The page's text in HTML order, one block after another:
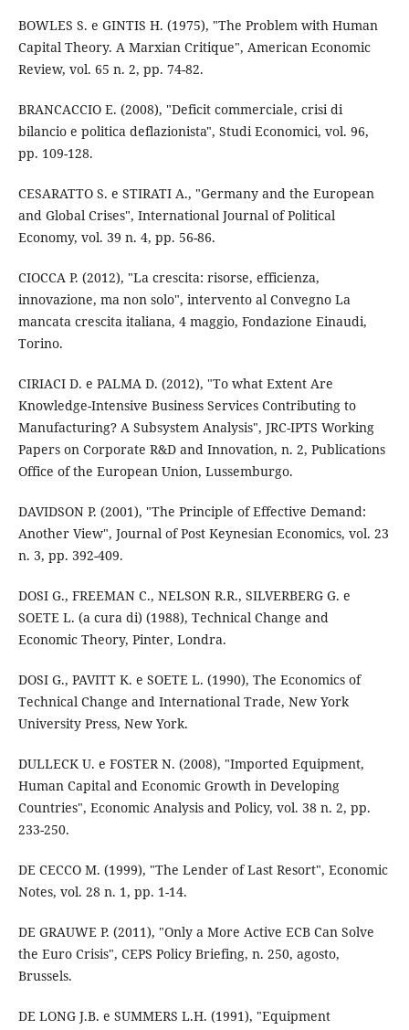
BOWLES S. e GINTIS H. (1975), "The Problem with Human
Capital Theory. A Marxian Critique", American Economic
Review, vol. 65 n. 2, pp. 74-82.
BRANCACCIO E. (2008), "Deficit commerciale, crisi di
bilancio e politica deflazionista", Studi Economici, vol. 96,
pp. 109-128.
CESARATTO S. e STIRATI A., "Germany and the European
and Global Crises", International Journal of Political
Economy, vol. 39 n. 4, pp. 56-86.
CIOCCA P. (2012), "La crescita: risorse, efficienza,
innovazione, ma non solo", intervento al Convegno La
mancata crescita italiana, 4 maggio, Fondazione Einaudi,
Torino.
CIRIACI D. e PALMA D. (2012), "To what Extent Are
Knowledge-Intensive Business Services Contributing to
Manufacturing? A Subsystem Analysis", JRC-IPTS Working
Papers on Corporate R&D and Innovation, n. 2, Publications
Office of the European Union, Lussemburgo.
DAVIDSON P. (2001), "The Principle of Effective Demand:
Another View", Journal of Post Keynesian Economics, vol. 23
n. 3, pp. 392-409.
DOSI G., FREEMAN C., NELSON R.R., SILVERBERG G. e
SOETE L. (a cura di) (1988), Technical Change and
Economic Theory, Pinter, Londra.
DOSI G., PAVITT K. e SOETE L. (1990), The Economics of
Technical Change and International Trade, New York
University Press, New York.
DULLECK U. e FOSTER N. (2008), "Imported Equipment,
Human Capital and Economic Growth in Developing
Countries", Economic Analysis and Policy, vol. 38 n. 2, pp.
233-250.
DE CECCO M. (1999), "The Lender of Last Resort", Economic
Notes, vol. 28 n. 1, pp. 1-14.
DE GRAUWE P. (2011), "Only a More Active ECB Can Solve
the Euro Crisis", CEPS Policy Briefing, n. 250, agosto,
Brussels.
DE LONG J.B. e SUMMERS L.H. (1991), "Equipment